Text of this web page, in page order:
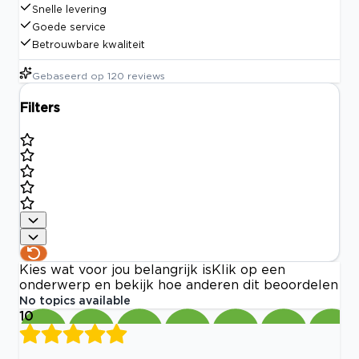
Snelle levering
Goede service
Betrouwbare kwaliteit
Gebaseerd op 120 reviews
Filters
Kies wat voor jou belangrijk is Klik op een
onderwerp en bekijk hoe anderen dit beoordelen
No topics available
10